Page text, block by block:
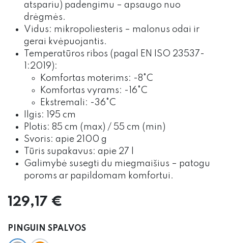
atspariu) padengimu – apsaugo nuo
drėgmės.
Vidus: mikropoliesteris – malonus odai ir
gerai kvėpuojantis.
Temperatūros ribos (pagal EN ISO 23537-
1:2019):
Komfortas moterims: -8°C
Komfortas vyrams: -16°C
Ekstremali: -36°C
Ilgis: 195 cm
Plotis: 85 cm (max) / 55 cm (min)
Svoris: apie 2100 g
Tūris supakavus: apie 27 l
Galimybė susegti du miegmaišius – patogu
poroms ar papildomam komfortui.
129,17 €
PINGUIN SPALVOS